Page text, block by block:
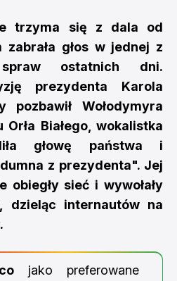
trzyma się z dala od
głos w jednej z
spraw ostatnich dni.
prezydenta Karola
pozbawił Wołodymyra
Orła Białego, wokalistka
głowę państwa i
z prezydenta". Jej
obiegły sieć i wywołały
dzieląc internautów na
jako preferowane